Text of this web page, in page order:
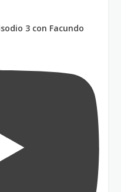
3 con Facundo